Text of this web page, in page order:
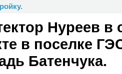
Нуреев
в поселке
Батенчука.